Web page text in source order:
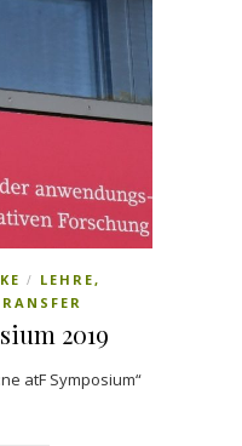
/ LEHRE,
2019
atF Symposium“